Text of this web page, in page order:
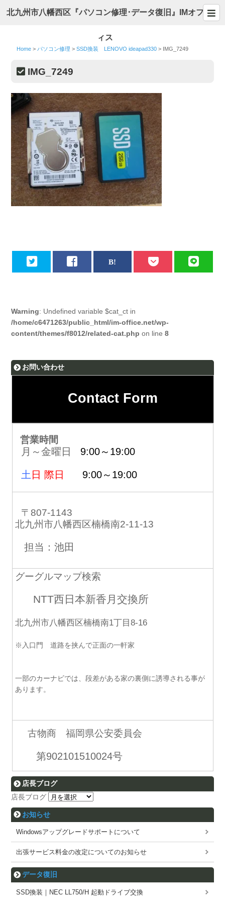
北九州市八幡西区『パソコン修理･データ復旧』IMオフ
ィス
Home > パソコン修理 >SSD換装 LENOVO ideapad330 > IMG_7249
IMG_7249
Warning: Undefined variable $cat_ct in
/home/c6471263/public_html/im-office.net/wp-
content/themes/f8012/related-cat.php on line8
お問い合わせ
Contact Form
営業時間
月～金曜日 9:00～19:00
土 日 際日 9:00～19:00
〒807-1143
北九州市八幡西区楠橋南2-11-13
担当：池田
グーグルマップ検索
NTT西日本新香月交換所
北九州市八幡西区楠橋南1丁目8-16
※入口門 道路を挟んで正面の一軒家
一部のカーナビでは、段差がある家の裏側に誘導される事が
あります。
古物商 福岡県公安委員会
第902101510024号
店長ブログ
店長ブログ
お知らせ
Windowsアップグレードサポートについて
出張サービス料金の改定についてのお知らせ
データ復旧
SSD換装｜NEC LL750/H 起動ドライブ交換